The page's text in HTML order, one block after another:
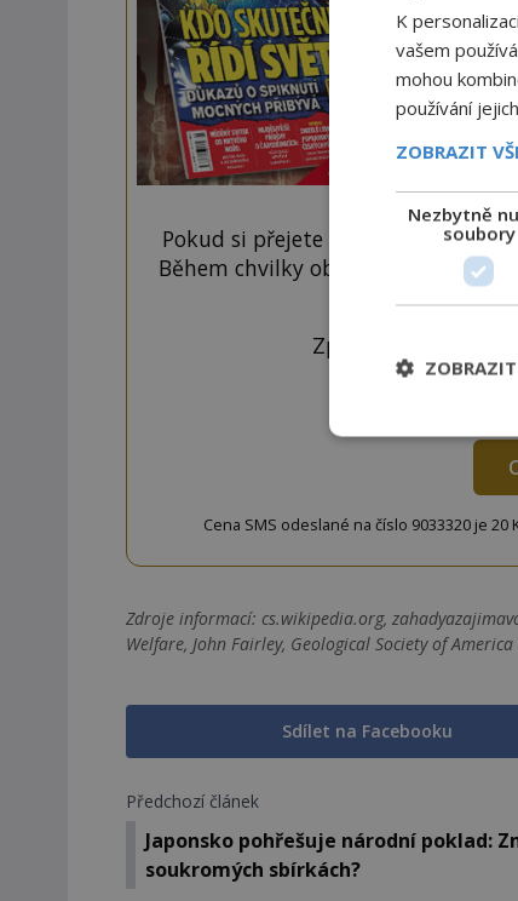
Pokud si přejete odemknout
Během chvilky obdržíte číselný
Zprávu ve tvaru
Cena SMS odeslané na číslo 9033320 je 20
Zdroje informací: cs.wikipedia.org,
Welfare, John Fairley, Geological Society of
Sdílet na Facebooku
Předchozí článek
Japonsko pohřešuje národní poklad:
soukromých sbírkách?
K
vašem
mohou
používání
ZOBRAZIT
Nezbytně
soubory